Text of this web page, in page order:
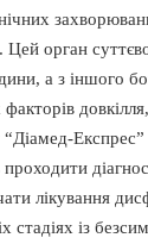
орган
а з іншого
проходити
лікування
стадіях із